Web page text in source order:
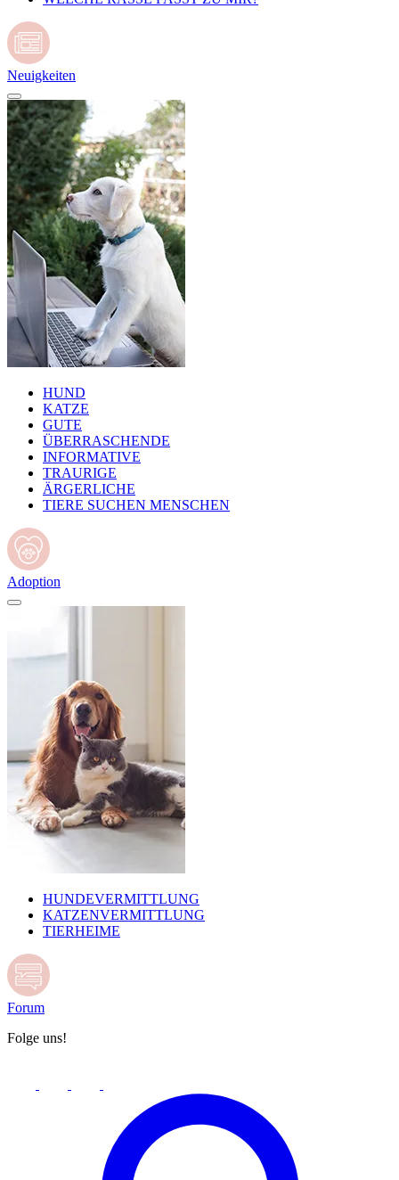
Neuigkeiten
HUND
KATZE
GUTE
ÜBERRASCHENDE
INFORMATIVE
TRAURIGE
ÄRGERLICHE
TIERE SUCHEN MENSCHEN
Adoption
HUNDEVERMITTLUNG
KATZENVERMITTLUNG
TIERHEIME
Forum
Folge uns!